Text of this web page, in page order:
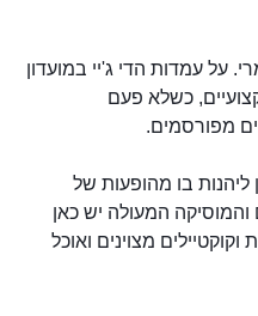
על עמדות הדי ג'יי במועדון
כשלא פעם
מפורסמים.
ליהנות בו מהופעות של
והמוסיקה המעולה יש כאן
מצוינים ואוכל